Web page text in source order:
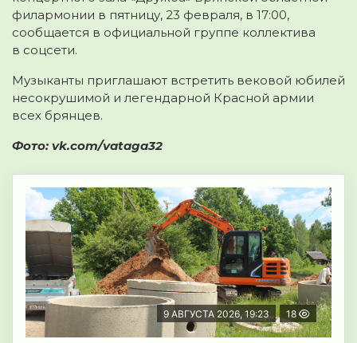
филармонии в пятницу, 23 февраля, в 17:00,
сообщается в официальной группе коллектива
в соцсети.
Музыканты приглашают встретить вековой юбилей
несокрушимой и легендарной Красной армии
всех брянцев.
Фото: vk.com/vataga32
9 АВГУСТА 2026, 19:23 18